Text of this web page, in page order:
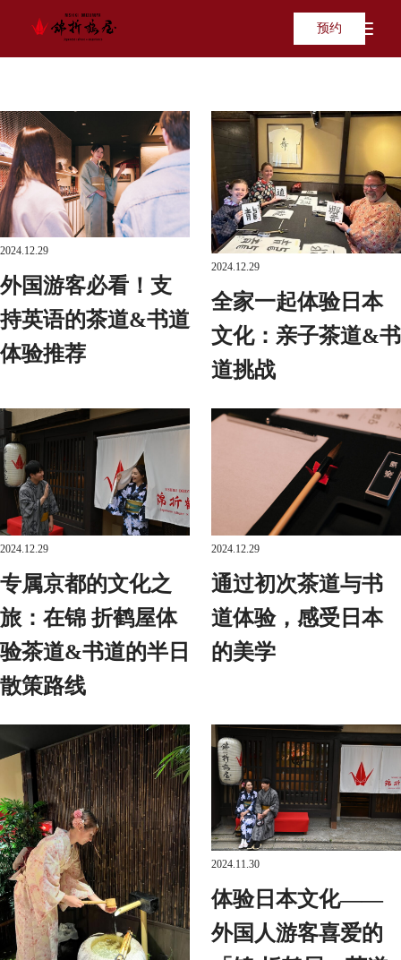
预约
2024.12.29
外国游客必看！支
持英语的茶道&书道
体验推荐
2024.12.29
全家一起体验日本
文化：亲子茶道&书
道挑战
2024.12.29
专属京都的文化之
旅：在锦 折鹤屋体
验茶道&书道的半日
散策路线
2024.12.29
通过初次茶道与书
道体验，感受日本
的美学
2024.11.30
体验日本文化——
外国人游客喜爱的